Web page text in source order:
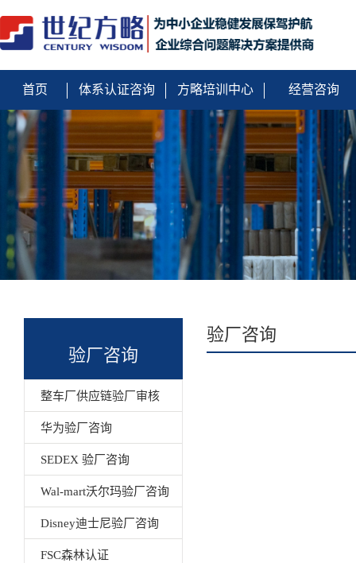
首页 体系认证咨询 方略培训中心 经营咨询
验厂咨询
整车厂供应链验厂审核
华为验厂咨询
SEDEX 验厂咨询
Wal-mart沃尔玛验厂咨询
Disney迪士尼验厂咨询
FSC森林认证
验厂咨询